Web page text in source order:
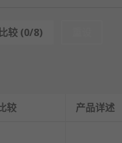
用途分为：
表面残留的液体，确保彻底
比较 (0/8)
比较 产品详述